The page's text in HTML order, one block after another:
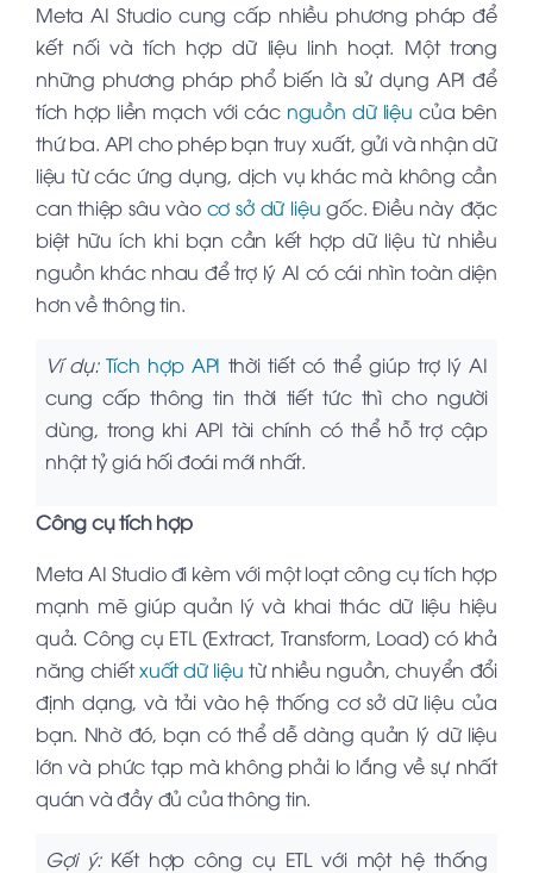
Meta AI Studio cung cấp nhiều phương pháp để
kết nối và tích hợp dữ liệu linh hoạt. Một trong
những phương pháp phổ biến là sử dụng API để
tích hợp liền mạch với các nguồn dữ liệu của bên
thứ ba. API cho phép bạn truy xuất, gửi và nhận dữ
liệu từ các ứng dụng, dịch vụ khác mà không cần
can thiệp sâu vào cơ sở dữ liệu gốc. Điều này đặc
biệt hữu ích khi bạn cần kết hợp dữ liệu từ nhiều
nguồn khác nhau để trợ lý AI có cái nhìn toàn diện
hơn về thông tin.
Ví dụ: Tích hợp API thời tiết có thể giúp trợ lý AI
cung cấp thông tin thời tiết tức thì cho người
dùng, trong khi API tài chính có thể hỗ trợ cập
nhật tỷ giá hối đoái mới nhất.
Công cụ tích hợp
Meta AI Studio đi kèm với một loạt công cụ tích hợp
mạnh mẽ giúp quản lý và khai thác dữ liệu hiệu
quả. Công cụ ETL (Extract, Transform, Load) có khả
năng chiếtxuất dữ liệu từ nhiều nguồn, chuyển đổi
định dạng, và tải vào hệ thống cơ sở dữ liệu của
bạn. Nhờ đó, bạn có thể dễ dàng quản lý dữ liệu
lớn và phức tạp mà không phải lo lắng về sự nhất
quán và đầy đủ của thông tin.
Gợi ý:Kết hợp công cụ ETL với một hệ thống